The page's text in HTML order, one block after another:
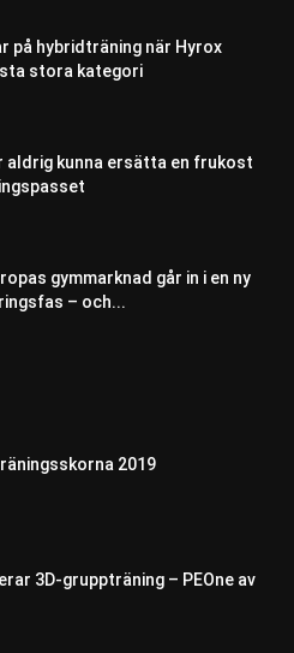
på hybridträning när Hyrox
stora kategori
aldrig kunna ersätta en frukost
gymmarknad går in i en ny
– och...
2019
3D-gruppträning – PEOne av